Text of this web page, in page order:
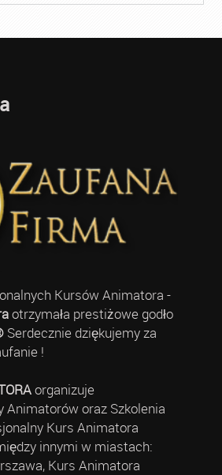
Kursów Animatora -
otrzymała prestiżowe godło
Serdecznie dziękujemy za
!
organizuje
Animatorów oraz Szkolenia
Kurs Animatora
innymi w miastach:
Kurs Animatora